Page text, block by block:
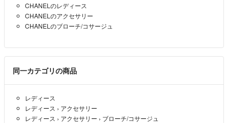
CHANELのレディース
CHANELのアクセサリー
CHANELのブローチ/コサージュ
同一カテゴリの商品
レディース
レディース › アクセサリー
レディース › アクセサリー › ブローチ/コサージュ